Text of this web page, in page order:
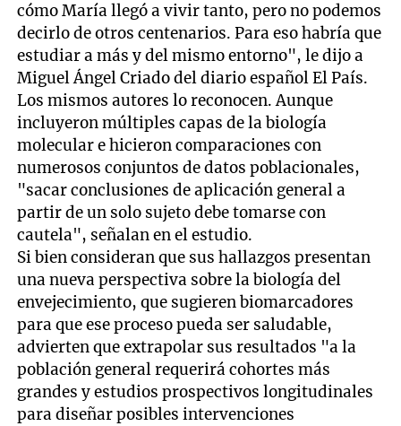
cómo María llegó a vivir tanto, pero no podemos
decirlo de otros centenarios. Para eso habría que
estudiar a más y del mismo entorno", le dijo a
Miguel Ángel Criado del diario español El País.
Los mismos autores lo reconocen. Aunque
incluyeron múltiples capas de la biología
molecular e hicieron comparaciones con
numerosos conjuntos de datos poblacionales,
"sacar conclusiones de aplicación general a
partir de un solo sujeto debe tomarse con
cautela", señalan en el estudio.
Si bien consideran que sus hallazgos presentan
una nueva perspectiva sobre la biología del
envejecimiento, que sugieren biomarcadores
para que ese proceso pueda ser saludable,
advierten que extrapolar sus resultados "a la
población general requerirá cohortes más
grandes y estudios prospectivos longitudinales
para diseñar posibles intervenciones